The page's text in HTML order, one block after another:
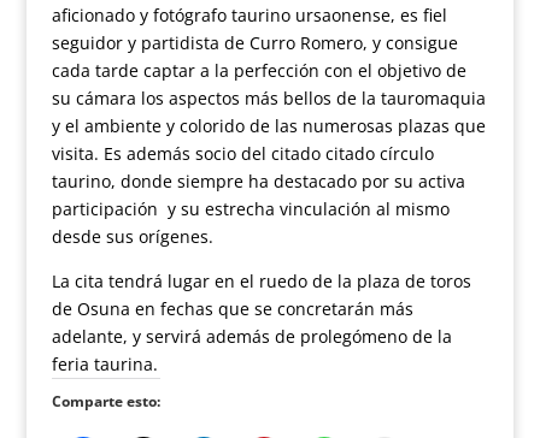
aficionado y fotógrafo taurino ursaonense, es fiel
seguidor y partidista de Curro Romero, y consigue
cada tarde captar a la perfección con el objetivo de
su cámara los aspectos más bellos de la tauromaquia
y el ambiente y colorido de las numerosas plazas que
visita. Es además socio del citado citado círculo
taurino, donde siempre ha destacado por su activa
participación y su estrecha vinculación al mismo
desde sus orígenes.
La cita tendrá lugar en el ruedo de la plaza de toros
de Osuna en fechas que se concretarán más
adelante, y servirá además de prolegómeno de la
feria taurina.
Comparte esto: